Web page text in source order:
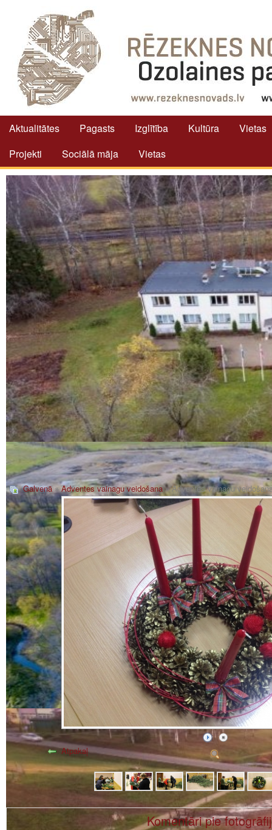
Aktualitātes Pagasts Izglītība Kultūra
Vietas
Projekti
Sociālā māja Vietas
Galvenā»Adventes vainagu veidošana» Adventes vainagu
Atpakaļ
Komentāri pie